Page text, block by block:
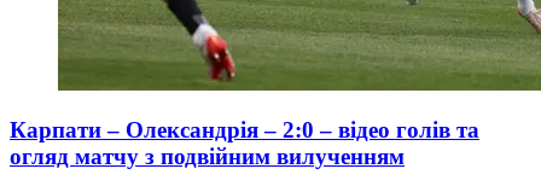
Карпати – Олександрія – 2:0 – відео голів та
огляд матчу з подвійним вилученням